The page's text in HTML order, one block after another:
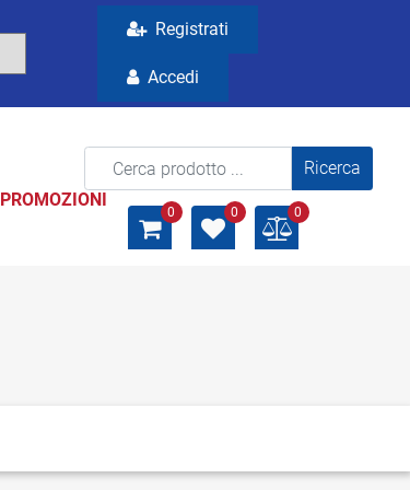
Registrati
Accedi
PROMOZIONI
La modifica di un filtro aggiorna
0 0 0